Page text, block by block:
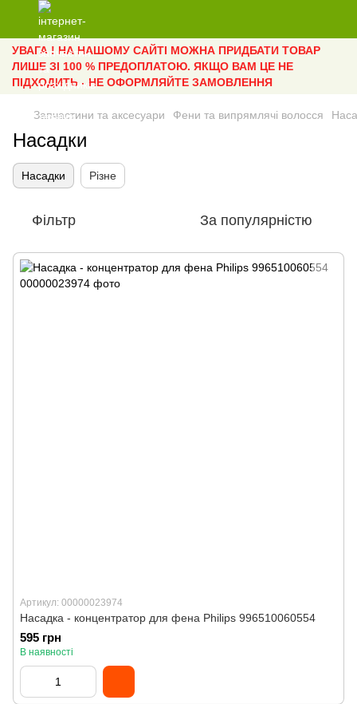
УВАГА ! НА НАШОМУ САЙТІ МОЖНА ПРИДБАТИ ТОВАР
ЛИШЕ ЗІ 100 % ПРЕДОПЛАТОЮ. ЯКЩО ВАМ ЦЕ НЕ
ПІДХОДИТЬ - НЕ ОФОРМЛЯЙТЕ ЗАМОВЛЕННЯ
Запчастини та аксесуари Фени та випрямлячі волосся
Насадки
Насадки Різне
Фільтр За популярністю
Артикул: 00000023974
Насадка - концентратор для фена Philips 996510060554
595 грн
В наявності